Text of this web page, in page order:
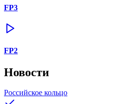
FP3
FP2
Новости
Российское кольцо